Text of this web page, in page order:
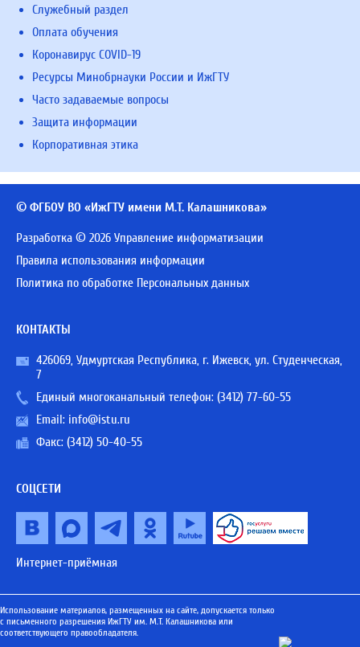
Служебный раздел
Оплата обучения
Коронавирус COVID-19
Ресурсы Минобрнауки России и ИжГТУ
Часто задаваемые вопросы
Защита информации
Корпоративная этика
© ФГБОУ ВО «ИжГТУ имени М.Т. Калашникова»
Разработка © 2026 Управление информатизации
Правила использования информации
Политика по обработке Персональных данных
КОНТАКТЫ
426069, Удмуртская Республика, г. Ижевск, ул. Студенческая,
7
Единый многоканальный телефон: (3412) 77-60-55
Email: info@istu.ru
Факс: (3412) 50-40-55
СОЦСЕТИ
Интернет-приёмная
Использование материалов, размещенных на сайте, допускается только
с письменного разрешения ИжГТУ им. М.Т. Калашникова или
соответствующего правообладателя.